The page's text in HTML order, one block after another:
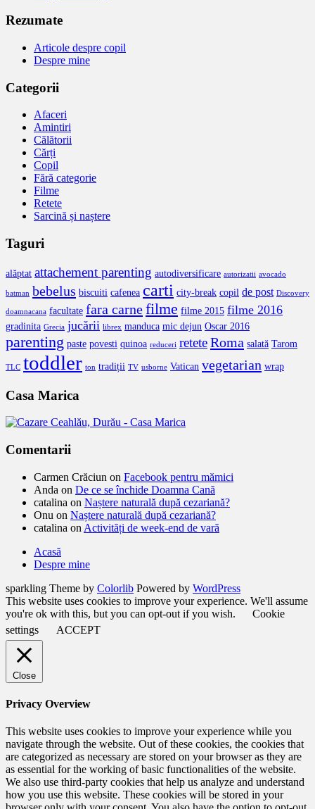
Rezumate
Articole despre copil
Despre mine
Categorii
Afaceri
Amintiri
Călătorii
Cărți
Copil
Fără categorie
Filme
Retete
Sarcină și naștere
Taguri
alăptat attachement parenting autodiversificare autorizatii avocado
batman bebelus biscuiti cafenea carti city-break copil de post Discovery
doamnacana facultate fara carnefilme filme 2015 filme 2016
gradinita Grecia jucării librex manduca mic dejun Oscar 2016
parenting paste povesti quinoa reduceri reteteRoma salată Tarom
TLC toddler ton tradiții TV usborne Vatican vegetarian wrap
Casa Marica
Comentarii
Carmen Crăciun on Facebook pentru mămici
Anda on De ce se închide Doamna Cană
catalina on Naștere naturală după cezariană?
Onu on Naștere naturală după cezariană?
catalina on Activități de week-end de vară
Acasă
Despre mine
sparkling Theme by Colorlib Powered by WordPress
This website uses cookies to improve your experience. We'll assume
you're ok with this, but you can opt-out if you wish.
Cookie
settings
ACCEPT
Close
Privacy Overview
This website uses cookies to improve your experience while you
navigate through the website. Out of these cookies, the cookies that
are categorized as necessary are stored on your browser as they are
as essential for the working of basic functionalities of the website.
We also use third-party cookies that help us analyze and understand
how you use this website. These cookies will be stored in your